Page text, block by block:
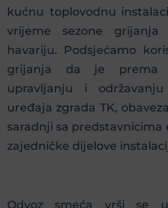
kućnu toplovodnu
vrijeme sezone
havariju. Podsjećamo
grijanja da je prema
upravljanju i
uređaja zgrada TK,
saradnji sa predstavnicima
zajedničke dijelove
Odvoz smeća vrši se